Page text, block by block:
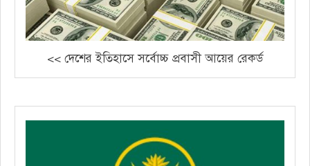
<< দেশের ইতিহাসে সর্বোচ্চ প্রবাসী আয়ের রেকর্ড